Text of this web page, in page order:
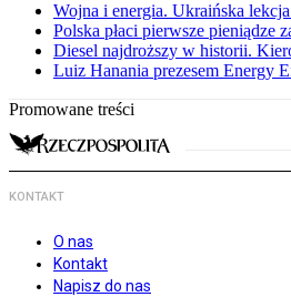
Wojna i energia. Ukraińska
Polska płaci pierwsze pieniądze
Diesel najdroższy w historii.
Luiz Hanania prezesem Energy
Promowane treści
KONTAKT
O nas
Kontakt
Napisz do nas